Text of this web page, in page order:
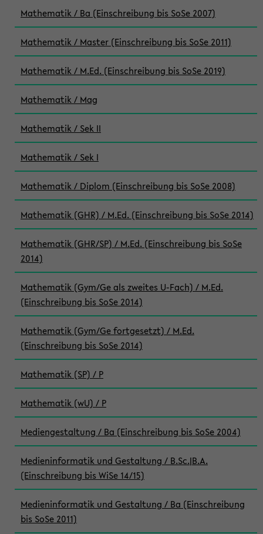
Mathematik / Ba (Einschreibung bis SoSe 2007)
Mathematik / Master (Einschreibung bis SoSe 2011)
Mathematik / M.Ed. (Einschreibung bis SoSe 2019)
Mathematik / Mag
Mathematik / Sek II
Mathematik / Sek I
Mathematik / Diplom (Einschreibung bis SoSe 2008)
Mathematik (GHR) / M.Ed. (Einschreibung bis SoSe 2014)
Mathematik (GHR/SP) / M.Ed. (Einschreibung bis SoSe
2014)
Mathematik (Gym/Ge als zweites U-Fach) / M.Ed.
(Einschreibung bis SoSe 2014)
Mathematik (Gym/Ge fortgesetzt) / M.Ed.
(Einschreibung bis SoSe 2014)
Mathematik (SP) / P
Mathematik (wU) / P
Mediengestaltung / Ba (Einschreibung bis SoSe 2004)
Medieninformatik und Gestaltung / B.Sc.|B.A.
(Einschreibung bis WiSe 14/15)
Medieninformatik und Gestaltung / Ba (Einschreibung
bis SoSe 2011)